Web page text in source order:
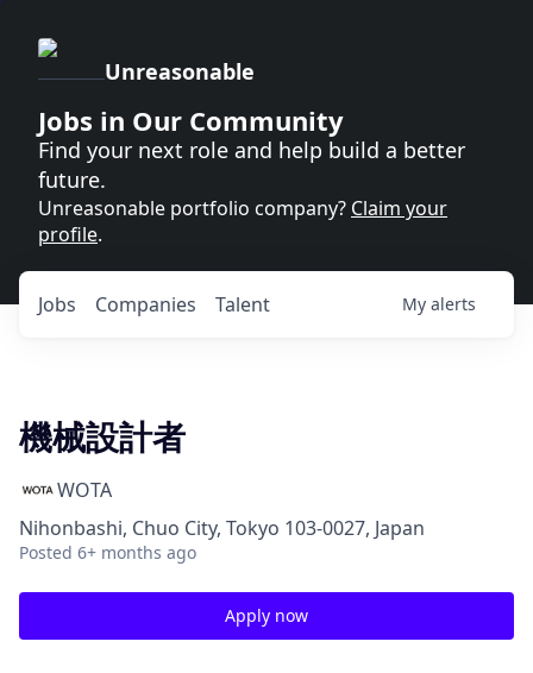
Unreasonable
Jobs in Our Community
Find your next role and help build a better
future.
Unreasonable portfolio company? Claim your
profile.
Jobs Companies Talent My alerts
機械設計者
WOTA
Nihonbashi, Chuo City, Tokyo 103-0027, Japan
Posted 6+ months ago
Apply now